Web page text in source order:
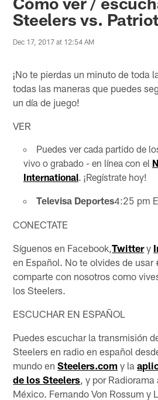
Steelers vs.
Dec 17, 2017 at 12:54 AM
¡No te pierdas un minuto de toda
todas las maneras que puedes
un día de juego!
VER
Puedes ver cada partido de
vivo o grabado - en línea con el
International. ¡Regístrate hoy!
Televisa Deportes4:25 pm
CONECTATE
Síguenos en Facebook,Twittery
en Español. No te olvides de
comparte con nosotros como
los Steelers.
ESCUCHAR EN ESPAÑOL
Puedes escuchar la transmisión
Steelers en radio en español
mundo enSteelers.com y la
de los Steelers , y por
México. Fernando Von Rossum y